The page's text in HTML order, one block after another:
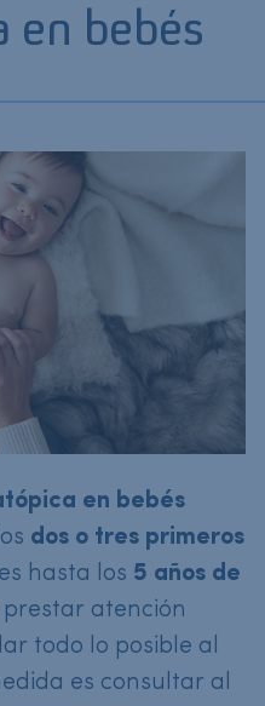
en bebés
en bebés
dos o tres primeros
hasta los 5 años de
prestar atención
todo lo posible al
es consultar al